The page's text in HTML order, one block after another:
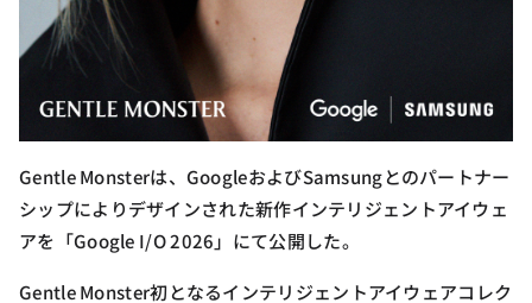
Gentle Monsterは、GoogleおよびSamsungとのパートナー
シップによりデザインされた新作インテリジェントアイウェ
アを「Google I/O 2026」にて公開した。
Gentle Monster初となるインテリジェントアイウェアコレク